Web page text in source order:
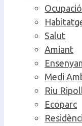
Ocupació
Salut
Amiant
Medi
Riu
Ecoparc